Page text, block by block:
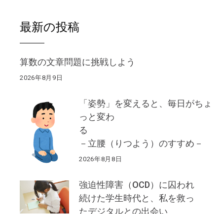
最新の投稿
算数の文章問題に挑戦しよう
2026年8月9日
「姿勢」を変えると、毎日がちょ
っと変わ
る
－立腰（りつよう）のすすめ－
2026年8月8日
強迫性障害（OCD）に囚われ
続けた学生時代と、私を救っ
たデジタルとの出会い